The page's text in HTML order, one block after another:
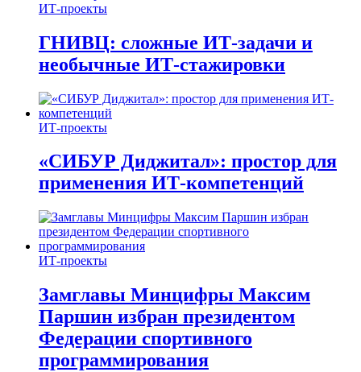
ИТ-проекты
ГНИВЦ: сложные ИТ‑задачи и
необычные ИТ‑стажировки
ИТ-проекты
«СИБУР Диджитал»: простор для
применения ИТ-компетенций
ИТ-проекты
Замглавы Минцифры Максим
Паршин избран президентом
Федерации спортивного
программирования